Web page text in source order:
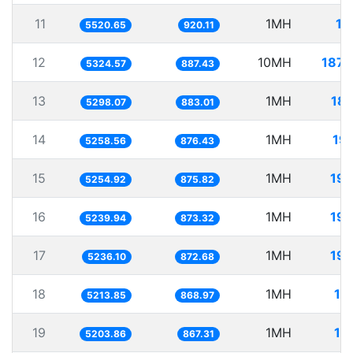
11 5520.65 920.11 1MH
12 5324.57 887.43 10MH
13 5298.07 883.01 1MH
14 5258.56 876.43 1MH
15 5254.92 875.82 1MH
16 5239.94 873.32 1MH
17 5236.10 872.68 1MH
18 5213.85 868.97 1MH
19 5203.86 867.31 1MH